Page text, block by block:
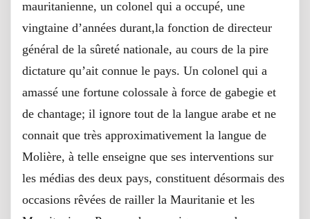
mauritanienne, un colonel qui a occupé, une
vingtaine d’années durant,la fonction de directeur
général de la sûreté nationale, au cours de la pire
dictature qu’ait connue le pays. Un colonel qui a
amassé une fortune colossale à force de gabegie et
de chantage; il ignore tout de la langue arabe et ne
connait que très approximativement la langue de
Molière, à telle enseigne que ses interventions sur
les médias des deux pays, constituent désormais des
occasions rêvées de railler la Mauritanie et les